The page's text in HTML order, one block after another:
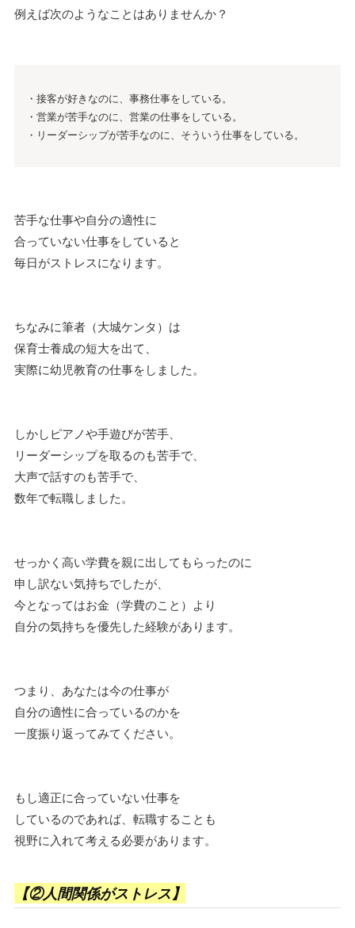
例えば次のようなことはありませんか？
・接客が好きなのに、事務仕事をしている。
・営業が苦手なのに、営業の仕事をしている。
・リーダーシップが苦手なのに、そういう仕事をしている。
苦手な仕事や自分の適性に
合っていない仕事をしていると
毎日がストレスになります。
ちなみに筆者（大城ケンタ）は
保育士養成の短大を出て、
実際に幼児教育の仕事をしました。
しかしピアノや手遊びが苦手、
リーダーシップを取るのも苦手で、
大声で話すのも苦手で、
数年で転職しました。
せっかく高い学費を親に出してもらったのに
申し訳ない気持ちでしたが、
今となってはお金（学費のこと）より
自分の気持ちを優先した経験があります。
つまり、あなたは今の仕事が
自分の適性に合っているのかを
一度振り返ってみてください。
もし適正に合っていない仕事を
しているのであれば、転職することも
視野に入れて考える必要があります。
【②人間関係がストレス】